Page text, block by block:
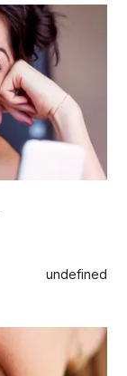
undefined